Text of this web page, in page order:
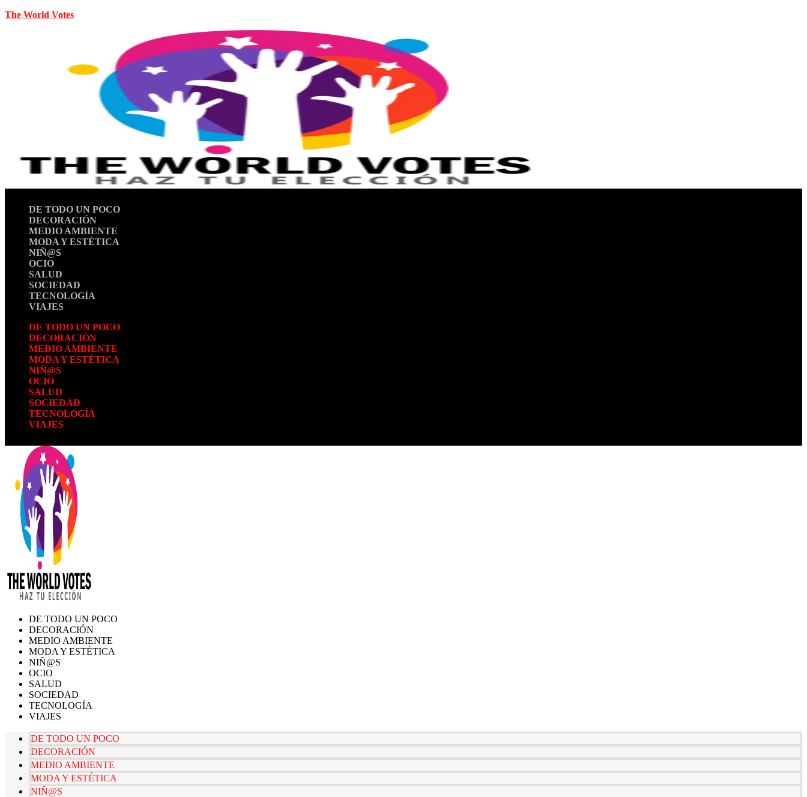
The World Votes
DE TODO UN POCO
DECORACIÓN
MEDIO AMBIENTE
MODA Y ESTÉTICA
NIÑ@S
OCIO
SALUD
SOCIEDAD
TECNOLOGÍA
VIAJES
DE TODO UN POCO
DECORACIÓN
MEDIO AMBIENTE
MODA Y ESTÉTICA
NIÑ@S
OCIO
SALUD
SOCIEDAD
TECNOLOGÍA
VIAJES
DE TODO UN POCO
DECORACIÓN
MEDIO AMBIENTE
MODA Y ESTÉTICA
NIÑ@S
OCIO
SALUD
SOCIEDAD
TECNOLOGÍA
VIAJES
DE TODO UN POCO
DECORACIÓN
MEDIO AMBIENTE
MODA Y ESTÉTICA
NIÑ@S